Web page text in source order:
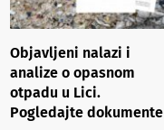
Objavljeni nalazi i
analize o opasnom
otpadu u Lici.
Pogledajte dokumente